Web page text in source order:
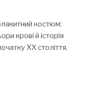
костюм:
крові й історія
XX століття.